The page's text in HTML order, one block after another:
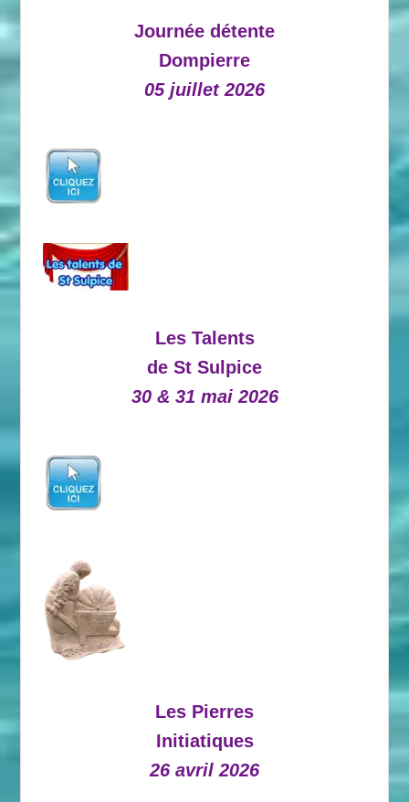
Journée détente
Dompierre
05 juillet 2026
Les Talents
de St Sulpice
30 & 31 mai 2026
Les Pierres
Initiatiques
26 avril 2026